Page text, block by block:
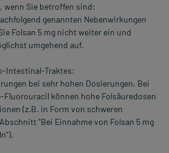
wenn Sie betroffen sind:
genannten Nebenwirkungen
Folsan 5 mg nicht weiter ein und
umgehend auf.
Intestinal-Traktes:
bei sehr hohen Dosierungen. Bei
Fluorouracil können hohe Folsäuredosen
(z.B. in Form von schweren
"Bei Einnahme von Folsan 5 mg